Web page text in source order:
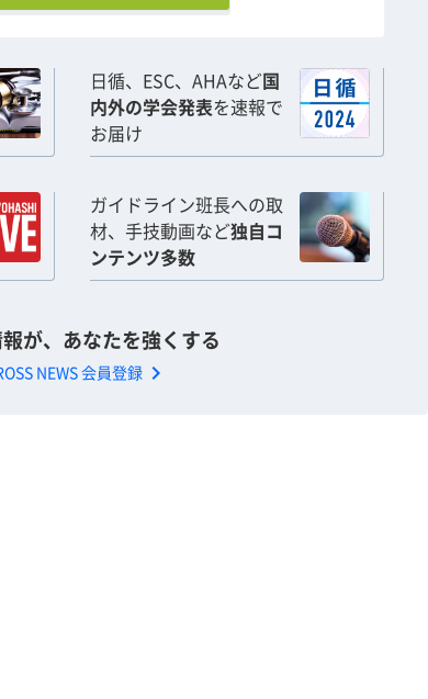
日循、ESC、AHAなど国
内外の学会発表を速報で
お届け
ガイドライン班長への取
材、手技動画など独自コ
ンテンツ多数
が、あなたを強くする
NEWS 会員登録 chevron_right